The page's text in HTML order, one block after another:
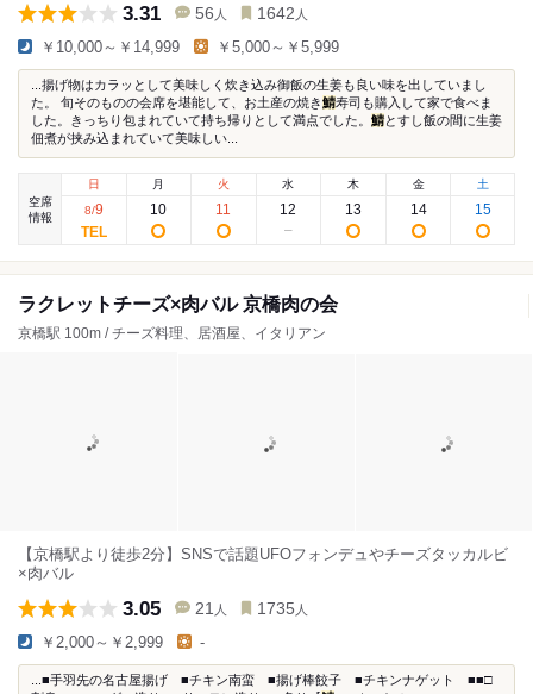
3.31 56 人 1642 人
￥10,000～￥14,999 ￥5,000～￥5,999
...揚げ物はカラッとして美味しく炊き込み御飯の生姜も良い味を出していまし
た。 旬そのものの会席を堪能して、お土産の焼き鯖寿司も購入して家で食べま
した。きっちり包まれていて持ち帰りとして満点でした。 鯖とすし飯の間に生姜
佃煮が挟み込まれていて美味しい...
空席
情報
日
8/9
月
10
火
11
水
12
木
13
金
14
土
15
ラクレットチーズ×肉バル 京橋肉の会
京橋駅 100m / チーズ料理、居酒屋、イタリアン
【京橋駅より徒歩2分】SNSで話題UFOフォンデュやチーズタッカルビ
×肉バル
3.05 21 人 1735 人
￥2,000～￥2,999 -
...■手羽先の名古屋揚げ ■チキン南蛮 ■揚げ棒餃子 ■チキンナゲット ■■□